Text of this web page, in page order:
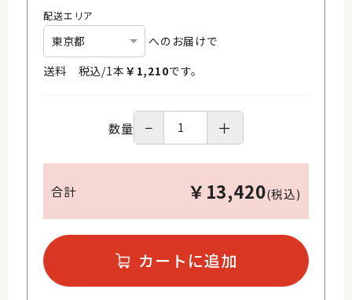
配送エリア
へのお届けで
送料 税込/1本 ￥ 1,210です。
数量 − ＋
合計 ￥ 13,420(税込)
カートに追加